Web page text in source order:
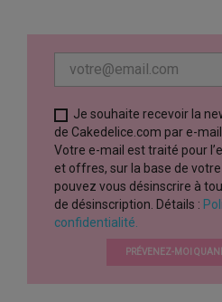
Je souhaite recevoir la
de Cakedelice.com par e-
Votre e-mail est traité pour
et offres, sur la base de
pouvez vous désinscrire à
de désinscription. Détails :
confidentialité.
PRÉVENEZ-MOI